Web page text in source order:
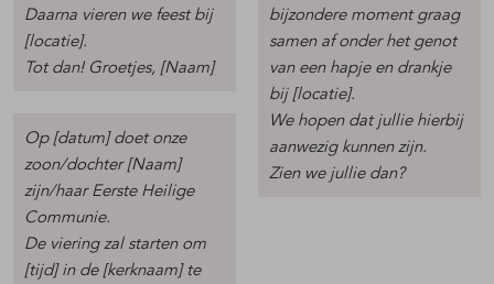
Daarna vieren we feest bij
[locatie].
Tot dan! Groetjes, [Naam]
Op [datum] doet onze
zoon/dochter [Naam]
zijn/haar Eerste Heilige
Communie.
De viering zal starten om
[tijd] in de [kerknaam] te
bijzondere moment graag
samen af onder het genot
van een hapje en drankje
bij [locatie].
We hopen dat jullie hierbij
aanwezig kunnen zijn.
Zien we jullie dan?